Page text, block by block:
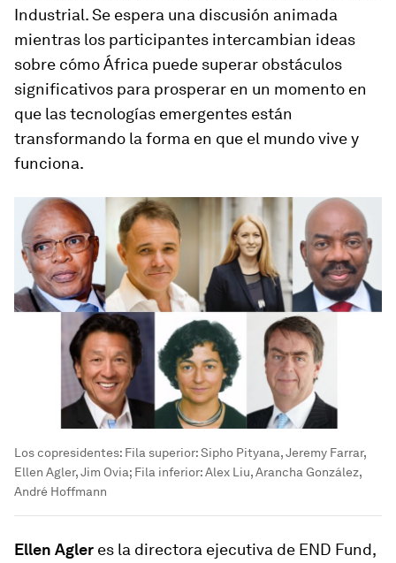
Industrial. Se espera una discusión animada
mientras los participantes intercambian ideas
sobre cómo África puede superar obstáculos
significativos para prosperar en un momento en
que las tecnologías emergentes están
transformando la forma en que el mundo vive y
funciona.
Los copresidentes: Fila superior: Sipho Pityana, Jeremy Farrar,
Ellen Agler, Jim Ovia; Fila inferior: Alex Liu, Arancha González,
André Hoffmann
Ellen Agler es la directora ejecutiva de END Fund,